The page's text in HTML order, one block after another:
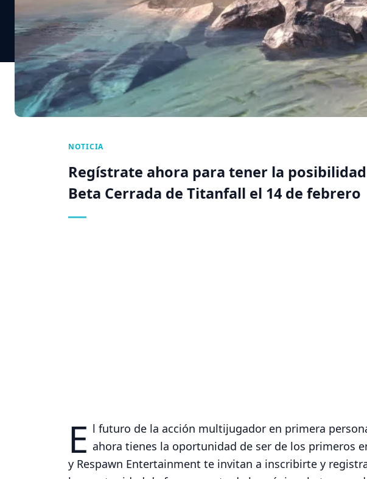
NOTICIA
Regístrate ahora para tener la
Beta Cerrada de Titanfall el 14 de febrero
E l futuro de la acción multijugador en primera
ahora tienes la oportunidad de ser de los primeros
y Respawn Entertainment te invitan a inscribirte y